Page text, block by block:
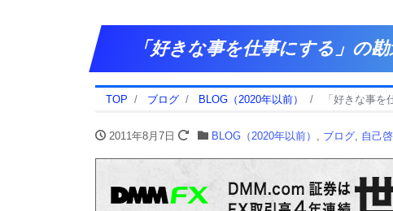
「好きな事を仕事にする」の
TOP ブログ BLOG（2020年以前） 「好きな事
2011年8月7日 BLOG（2020年以前） , ブログ, 自己